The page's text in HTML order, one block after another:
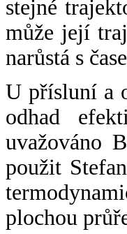
stejné
může její
narůstá s
U přísluní a
odhad
uvažováno
použit
plochou